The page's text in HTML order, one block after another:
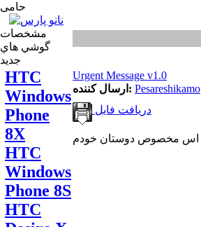
حامی
مشخصات
گوشي هاي
جديد
HTC
Windows
Phone
8X
HTC
Windows
Phone 8S
HTC
Urgent Message v1.0
ارسال کننده: Pesareshikamo
دریافت فایل